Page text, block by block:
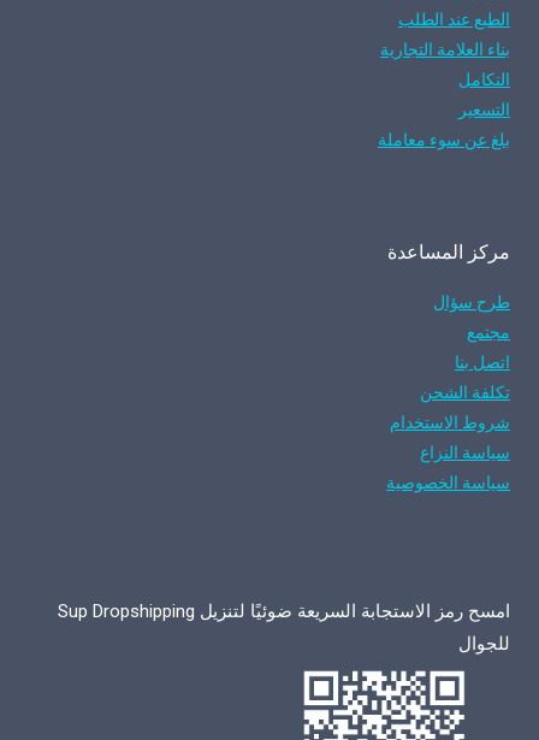
الطبع عند الطلب
بناء العلامة التجارية
التكامل
التسعير
بلغ عن سوء معاملة
مركز المساعدة
طرح سؤال
مجتمع
اتصل بنا
تكلفة الشحن
شروط الاستخدام
سياسة النزاع
سياسة الخصوصية
امسح رمز الاستجابة السريعة ضوئيًا لتنزيل Sup Dropshipping
للجوال